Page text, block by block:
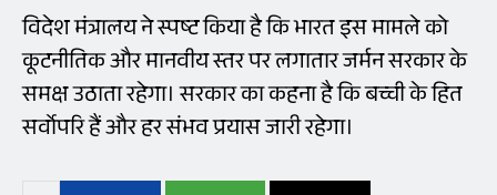
विदेश मंत्रालय ने स्पष्ट किया है कि भारत इस मामले को
कूटनीतिक और मानवीय स्तर पर लगातार जर्मन सरकार के
समक्ष उठाता रहेगा। सरकार का कहना है कि बच्ची के हित
सर्वोपरि हैं और हर संभव प्रयास जारी रहेगा।